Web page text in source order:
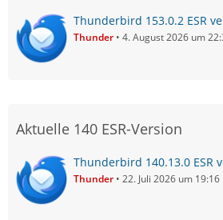
Thunderbird 153.0.2 ESR
Thunder 4. August 2026 um
Aktuelle 140 ESR-Version
Thunderbird 140.13.0 ESR
Thunder 22. Juli 2026 um 19:16